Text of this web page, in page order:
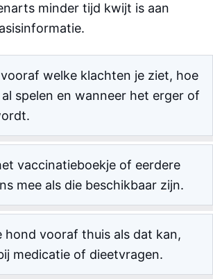
minder tijd kwijt is aan
welke klachten je ziet, hoe
spelen en wanneer het erger of
vaccinatieboekje of eerdere
mee als die beschikbaar zijn.
hond vooraf thuis als dat kan,
medicatie of dieetvragen.